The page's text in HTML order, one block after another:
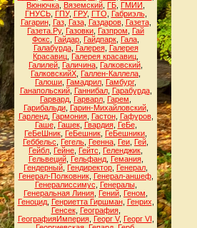
Вюнючка Вяземский ГБ ГМИИ
ГНУСЬ, ГПУ, ГРУ, ГТО Габриэль,
Гагарин, Газ, Газа, Газдаров, Газета,
Газета.Ру, Газовки Газпром
Гай
Фокс
Гайдар Гайдпарк Гала
Галабурда, Галерея, Галерея
Красавиц Галерея красавиц
Галилей Галичина Галковский
ГалковскийХ Галлен-Каллела
Галоши Гамадрил Гамбург,
Ганапольский, Ганнибал, Гарабурда,
Гарвард Гарварл Гарем
Гарибальди, Гарин-Михайловский,
Гарленд, Гармония, Гастон, Гафуров,
Гаше, Гашек, Гвардия, ГеБе,
ГеБеШник ГеБешник ГеБешники
Геббельс
Гегель Геенна Геи Гей
Гейбл Гейне Гейтс Геленджик
Гельвеций, Гельфанд, Гемания,
Гендерный Гендиректор Генерал
Генерал-Полковник, Генерал-аншеф,
Генералиссимус
Генералы,
Генеральная Линия Гений Геном
Геноцид, Генриетта Гиршман, Генрих
Генсек, География,
ГеографияИмперия, Георг V, Георг VI